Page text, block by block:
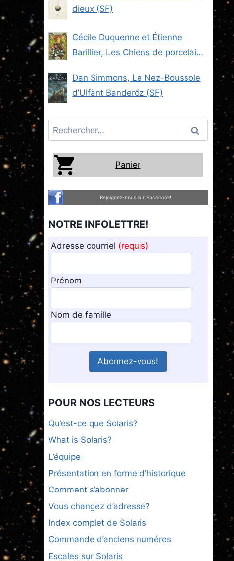
dieux (SF)
Cécile Duquenne et Étienne
Barillier, Les Chiens de porcelaine
Dan Simmons, Le Nez-Boussole
d’Ulfänt Banderõz (SF)
Rechercher :
Panier
Rejoignez-nous sur Facebook!
NOTRE INFOLETTRE!
Adresse courriel (requis)
Prénom
Nom de famille
POUR NOS LECTEURS
Qu’est-ce que Solaris?
What is Solaris?
L’équipe
Présentation en forme d’historique
Comment s’abonner
Vous changez d’adresse?
Index complet de Solaris
Commande d’anciens numéros
Escales sur Solaris